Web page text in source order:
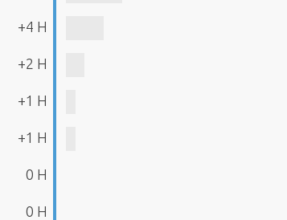
+4 H
+2 H
+1 H
+1 H
0 H
0 H